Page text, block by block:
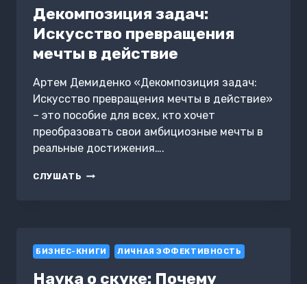
Декомпозиция задач:
Искусство превращения
мечты в действие
Артем Демиденко «Декомпозиция задач:
Искусство превращения мечты в действие»
– это пособие для всех, кто хочет
преобразовать свои амбициозные мечты в
реальные достижения….
СЛУШАТЬ ДЕКОМПОЗИЦИЯ
ДЕЙСТВИЕ
БИЗНЕС-КНИГИ ЛИЧНАЯ ЭФФЕКТИВНОСТЬ
Наука о скуке: Почему